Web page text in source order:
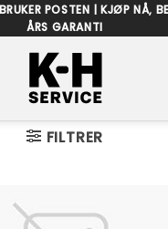
POSTEN | KJØP NÅ,
ÅRS GARANTI
FILTRER